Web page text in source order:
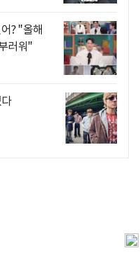
? "올해
러워"